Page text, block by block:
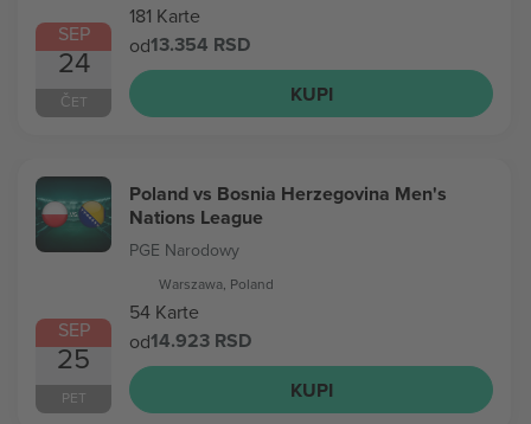
SEP
24
ČET
181 Karte
od13.354 RSD
KUPI
SEP
25
PET
Poland vs Bosnia Herzegovina Men's
Nations League
PGE Narodowy
Warszawa, Poland
54 Karte
od14.923 RSD
KUPI